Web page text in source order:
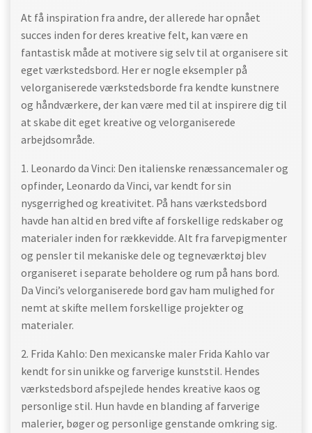
At få inspiration fra andre, der allerede har opnået
succes inden for deres kreative felt, kan være en
fantastisk måde at motivere sig selv til at organisere sit
eget værkstedsbord. Her er nogle eksempler på
velorganiserede værkstedsborde fra kendte kunstnere
og håndværkere, der kan være med til at inspirere dig til
at skabe dit eget kreative og velorganiserede
arbejdsområde.
1. Leonardo da Vinci: Den italienske renæssancemaler og
opfinder, Leonardo da Vinci, var kendt for sin
nysgerrighed og kreativitet. På hans værkstedsbord
havde han altid en bred vifte af forskellige redskaber og
materialer inden for rækkevidde. Alt fra farvepigmenter
og pensler til mekaniske dele og tegneværktøj blev
organiseret i separate beholdere og rum på hans bord.
Da Vinci’s velorganiserede bord gav ham mulighed for
nemt at skifte mellem forskellige projekter og
materialer.
2. Frida Kahlo: Den mexicanske maler Frida Kahlo var
kendt for sin unikke og farverige kunststil. Hendes
værkstedsbord afspejlede hendes kreative kaos og
personlige stil. Hun havde en blanding af farverige
malerier, bøger og personlige genstande omkring sig.